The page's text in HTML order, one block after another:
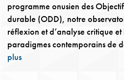
programme onusien des
durable (ODD), notre
réflexion et d’analyse critique
paradigmes contemporains de
plus